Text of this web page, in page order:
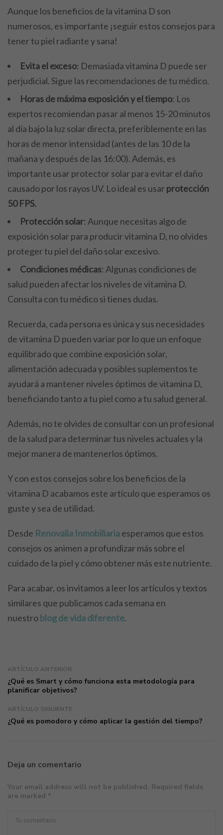
Aunque los beneficios de la vitamina D son
numerosos, es importante ¡seguir estos consejos para
tener tu piel radiante y sana!
Evita el exceso: Demasiada vitamina D puede ser
perjudicial. Sigue las recomendaciones de tu médico.
Horas de máxima exposición y el tiempo: Los
expertos recomiendan pasar al menos 15-20 minutos
al día bajo la luz solar directa, preferiblemente en las
horas de menor intensidad (antes de las 10 de la
mañana y después de las 16:00). Además, es
importante usar protector solar para evitar el daño
causado por los rayos UV. Lo ideal es usarprotección
50 FPS.
Protección solar: Aunque necesitas algo de
exposición solar para producir vitamina D, no olvides
proteger tu piel del daño solar excesivo.
Condiciones médicas: Algunas condiciones de
salud pueden afectar los niveles de vitamina D.
Consulta con tu médico si tienes dudas.
Recuerda, cada persona es única y sus necesidades
de vitamina D pueden variar por lo que un enfoque
equilibrado que combine exposición solar,
alimentación adecuada y posibles suplementos te
ayudará a mantener niveles óptimos de vitamina D,
beneficiando tanto a tu piel como a tu salud general.
Además, no te olvides de consultar con un profesional
de la salud para determinar tus niveles actuales y la
mejor manera de mantenerlos óptimos.
Y con estos consejos sobre los beneficios de la
vitamina D acabamos este artículo que esperamos os
guste y sea de utilidad.
Desde Renovalia Inmobiliariaesperamos que estos
consejos os animen a profundizar más sobre el
cuidado de la piel y cómo obtener más este nutriente.
Para acabar, os invitamos a leer los artículos y textos
similares que publicamos cada semana en
nuestroblog de vida diferente.
ARTÍCULO ANTERIOR
¿Qué es Smart y cómo funciona esta metodología para
planificar objetivos?
ARTÍCULO SIGUIENTE
¿Qué es pomodoro y cómo aplicar la gestión del tiempo?
Deja un comentario
Your email address will not be published. Required fields
are marked *